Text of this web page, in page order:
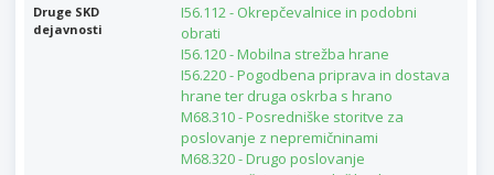
Druge SKD
dejavnosti
I56.112 - Okrepčevalnice in podobni
obrati
I56.120 - Mobilna strežba hrane
I56.220 - Pogodbena priprava in dostava
hrane ter druga oskrba s hrano
M68.310 - Posredniške storitve za
poslovanje z nepremičninami
M68.320 - Drugo poslovanje